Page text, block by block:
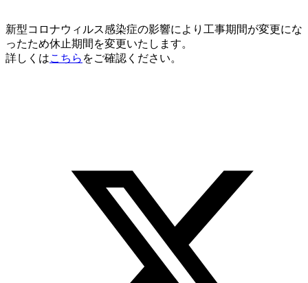
新型コロナウィルス感染症の影響により工事期間が変更にな
ったため休止期間を変更いたします。
詳しくはこちら をご確認ください。